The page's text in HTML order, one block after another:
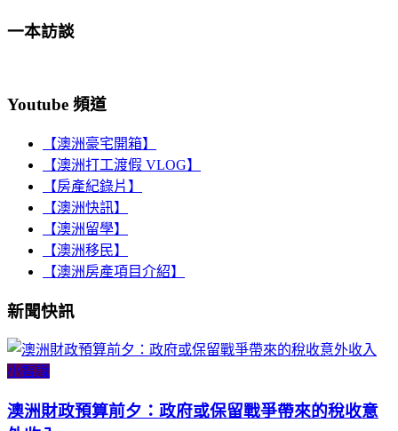
一本訪談
Youtube 頻道
【澳洲豪宅開箱】
【澳洲打工渡假 VLOG】
【房產紀錄片】
【澳洲快訊】
【澳洲留學】
【澳洲移民】
【澳洲房產項目介紹】
新聞快訊
小智識
澳洲財政預算前夕：政府或保留戰爭帶來的稅收意